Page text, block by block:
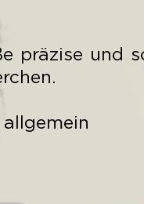
präzise und